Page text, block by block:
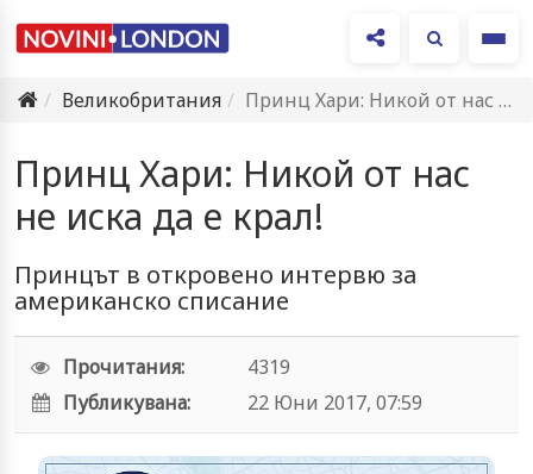
Великобритания
Принц Хари: Никой от нас не иска да е крал!
Принц Хари: Никой от нас
не иска да е крал!
Принцът в откровено интервю за
американско списание
Прочитания:
4319
Публикувана:
22 Юни 2017, 07:59